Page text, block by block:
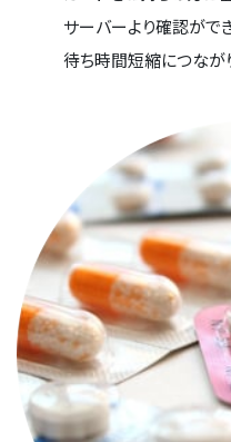
サーバーより確認がで
待ち時間短縮につなが